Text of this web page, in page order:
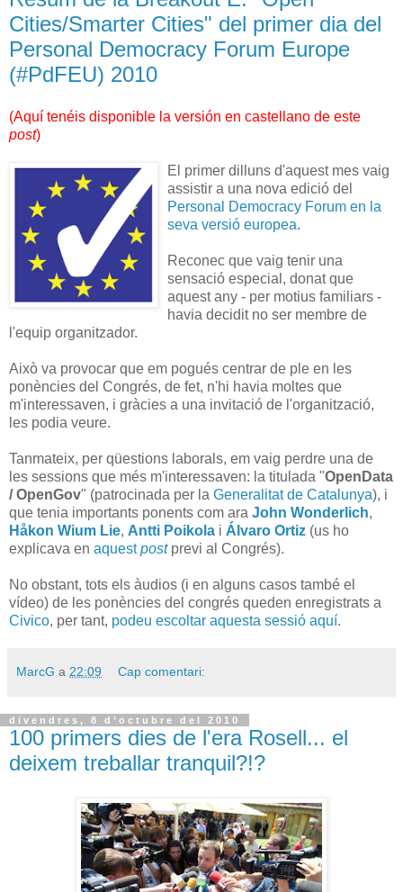
Cities/Smarter Cities" del primer dia del
Personal Democracy Forum Europe
(#PdFEU) 2010
(Aquí tenéis disponible la versión en castellano de este
post)
El primer dilluns d'aquest mes vaig
assistir a una nova edició del
Personal Democracy Forum en la
seva versió europea.
Reconec que vaig tenir una
sensació especial, donat que
aquest any - per motius familiars -
havia decidit no ser membre de
l'equip organitzador.
Això va provocar que em pogués centrar de ple en les
ponències del Congrés, de fet, n'hi havia moltes que
m'interessaven, i gràcies a una invitació de l'organització,
les podia veure.
Tanmateix, per qüestions laborals, em vaig perdre una de
les sessions que més m'interessaven: la titulada "OpenData
/ OpenGov" (patrocinada per la Generalitat de Catalunya), i
que tenia importants ponents com ara John Wonderlich,
Håkon Wium Lie, Antti Poikola i Álvaro Ortiz (us ho
explicava en aquestpost previ al Congrés).
No obstant, tots els àudios (i en alguns casos també el
vídeo) de les ponències del congrés queden enregistrats a
Civico, per tant, podeu escoltar aquesta sessió aquí.
MarcG a 22:09 Cap comentari:
divendres, 8 d’octubre del 2010
100 primers dies de l'era Rosell... el
deixem treballar tranquil?!?